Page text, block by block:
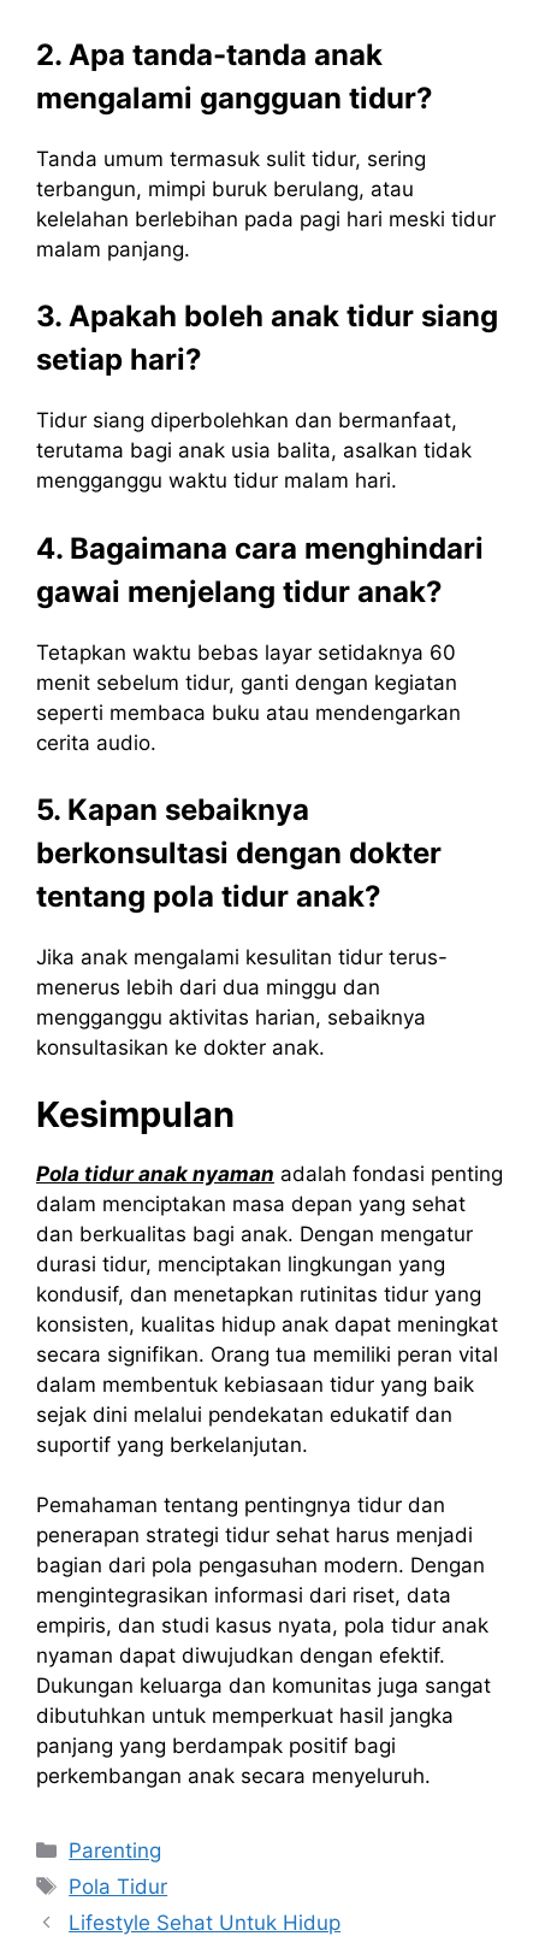
2. Apa tanda-tanda anak
mengalami gangguan tidur?
Tanda umum termasuk sulit tidur, sering
terbangun, mimpi buruk berulang, atau
kelelahan berlebihan pada pagi hari meski tidur
malam panjang.
3. Apakah boleh anak tidur siang
setiap hari?
Tidur siang diperbolehkan dan bermanfaat,
terutama bagi anak usia balita, asalkan tidak
mengganggu waktu tidur malam hari.
4. Bagaimana cara menghindari
gawai menjelang tidur anak?
Tetapkan waktu bebas layar setidaknya 60
menit sebelum tidur, ganti dengan kegiatan
seperti membaca buku atau mendengarkan
cerita audio.
5. Kapan sebaiknya
berkonsultasi dengan dokter
tentang pola tidur anak?
Jika anak mengalami kesulitan tidur terus-
menerus lebih dari dua minggu dan
mengganggu aktivitas harian, sebaiknya
konsultasikan ke dokter anak.
Kesimpulan
Pola tidur anak nyaman adalah fondasi penting
dalam menciptakan masa depan yang sehat
dan berkualitas bagi anak. Dengan mengatur
durasi tidur, menciptakan lingkungan yang
kondusif, dan menetapkan rutinitas tidur yang
konsisten, kualitas hidup anak dapat meningkat
secara signifikan. Orang tua memiliki peran vital
dalam membentuk kebiasaan tidur yang baik
sejak dini melalui pendekatan edukatif dan
suportif yang berkelanjutan.
Pemahaman tentang pentingnya tidur dan
penerapan strategi tidur sehat harus menjadi
bagian dari pola pengasuhan modern. Dengan
mengintegrasikan informasi dari riset, data
empiris, dan studi kasus nyata, pola tidur anak
nyaman dapat diwujudkan dengan efektif.
Dukungan keluarga dan komunitas juga sangat
dibutuhkan untuk memperkuat hasil jangka
panjang yang berdampak positif bagi
perkembangan anak secara menyeluruh.
Kategori
Parenting
Tag
Pola Tidur
Lifestyle Sehat Untuk Hidup